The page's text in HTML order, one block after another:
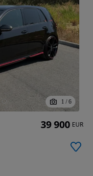
1 / 6
39 900 EUR